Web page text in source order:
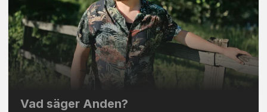
Vad säger Anden?